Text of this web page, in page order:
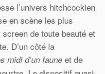
l’univers hitchcockien
en scène les plus
de toute beauté et
D’un côté la
midi d’un faune et de